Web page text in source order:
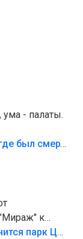
ума - палаты.
«Попал на пику»: СК показал место, где был смертельно травмирован ребенок в Тольятти
к
Глава Тольятти рассказал, как изменится парк Центрального района